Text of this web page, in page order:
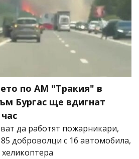
по АМ "Тракия" в
Бургас ще вдигнат
да работят пожарникари,
доброволци с 16 автомобила,